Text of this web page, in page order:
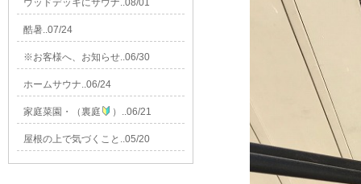
ウッドデッキにサウナ..08/01
酷暑..07/24
※お客様へ、お知らせ..06/30
ホームサウナ..06/24
家庭菜園・（裏庭 ）..06/21
屋根の上で気づくこと..05/20